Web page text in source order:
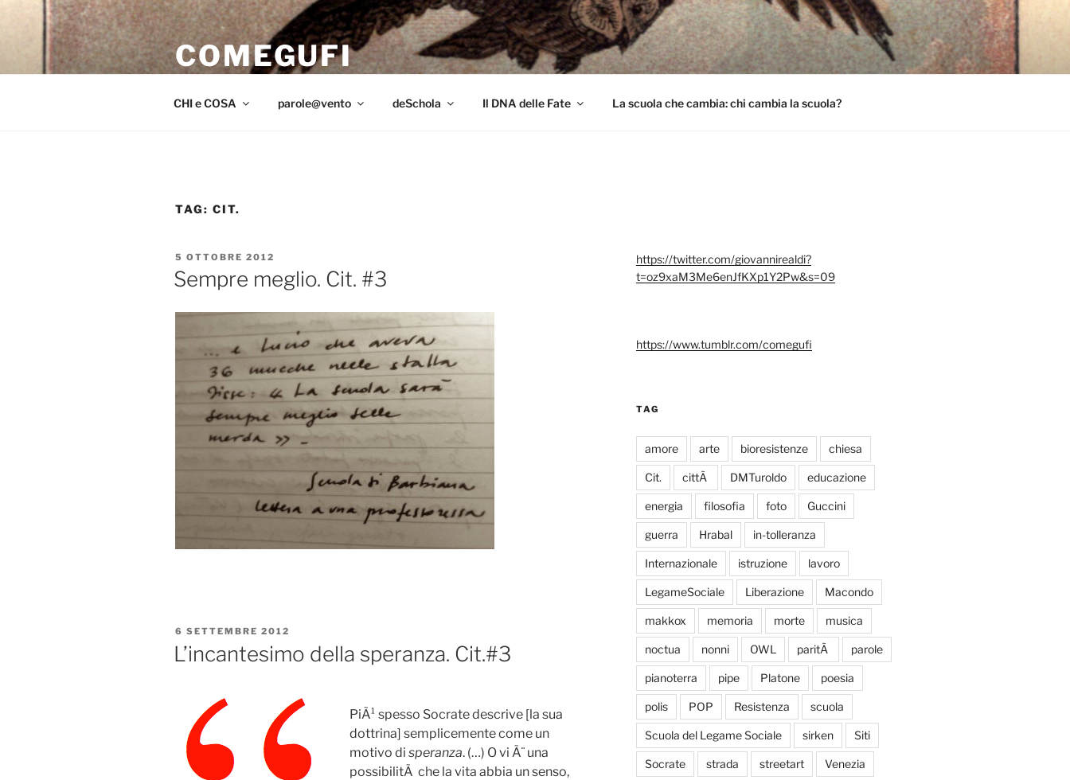
contenuto
COMEGUFI
CHI e COSA parole@vento deSchola Il DNA delle Fate La scuola che cambia: chi cambia la scuola?
TAG: CIT.
PUBBLICATO
IL
5 OTTOBRE 2012
Sempre meglio. Cit. #3
PUBBLICATO
6 SETTEMBRE 2012
L’incantesimo della speranza. Cit.#3
PiÃ¹ spesso Socrate descrive [la sua
dottrina] semplicemente come un
motivo di speranza. (…) O vi Ã¨ una
possibilitÃ che la vita abbia un senso,
https://twitter.com/giovannirealdi?
t=oz9xaM3Me6enJfKXp1Y2Pw&s=09
https://www.tumblr.com/comegufi
TAG
amore arte bioresistenze chiesa
Cit. cittÃ DMTuroldo educazione
energia filosofia foto Guccini
guerra Hrabal in-tolleranza
Internazionale istruzione lavoro
LegameSociale Liberazione Macondo
makkox memoria morte musica
noctua nonni OWL paritÃ parole
pianoterra pipe Platone poesia
polis POP Resistenza scuola
Scuola del Legame Sociale sirken Siti
Socrate strada streetart Venezia